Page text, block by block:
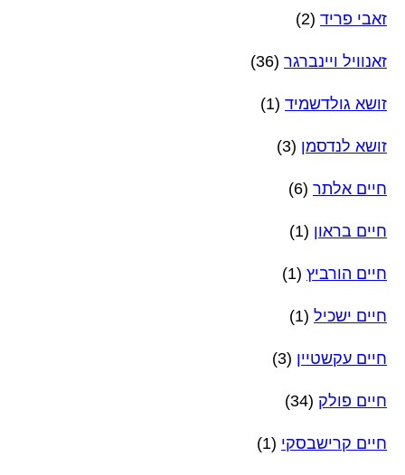
זאבי פריד (2)
זאנוויל ויינברגר (36)
זושא גולדשמיד (1)
זושא לנדסמן (3)
חיים אלתר (6)
חיים בראון (1)
חיים הורביץ (1)
חיים ישכיל (1)
חיים עקשטיין (3)
חיים פולק (34)
חיים קרישבסקי (1)